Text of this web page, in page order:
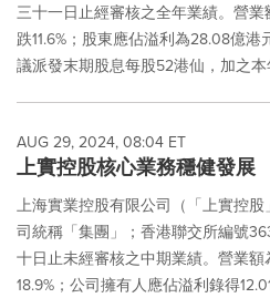
三十一日止經審核之全年業績。營
跌11.6%；股東應佔溢利為28.08億
議派發末期股息每股52港仙，加之本
AUG 29, 2024, 08:04 ET
上實控股核心業務穩健發展
上海實業控股有限公司（「上實控
司統稱「集團」；香港聯交所編號
十日止未經審核之中期業績。營業
18.9%；公司擁有人應佔溢利錄得